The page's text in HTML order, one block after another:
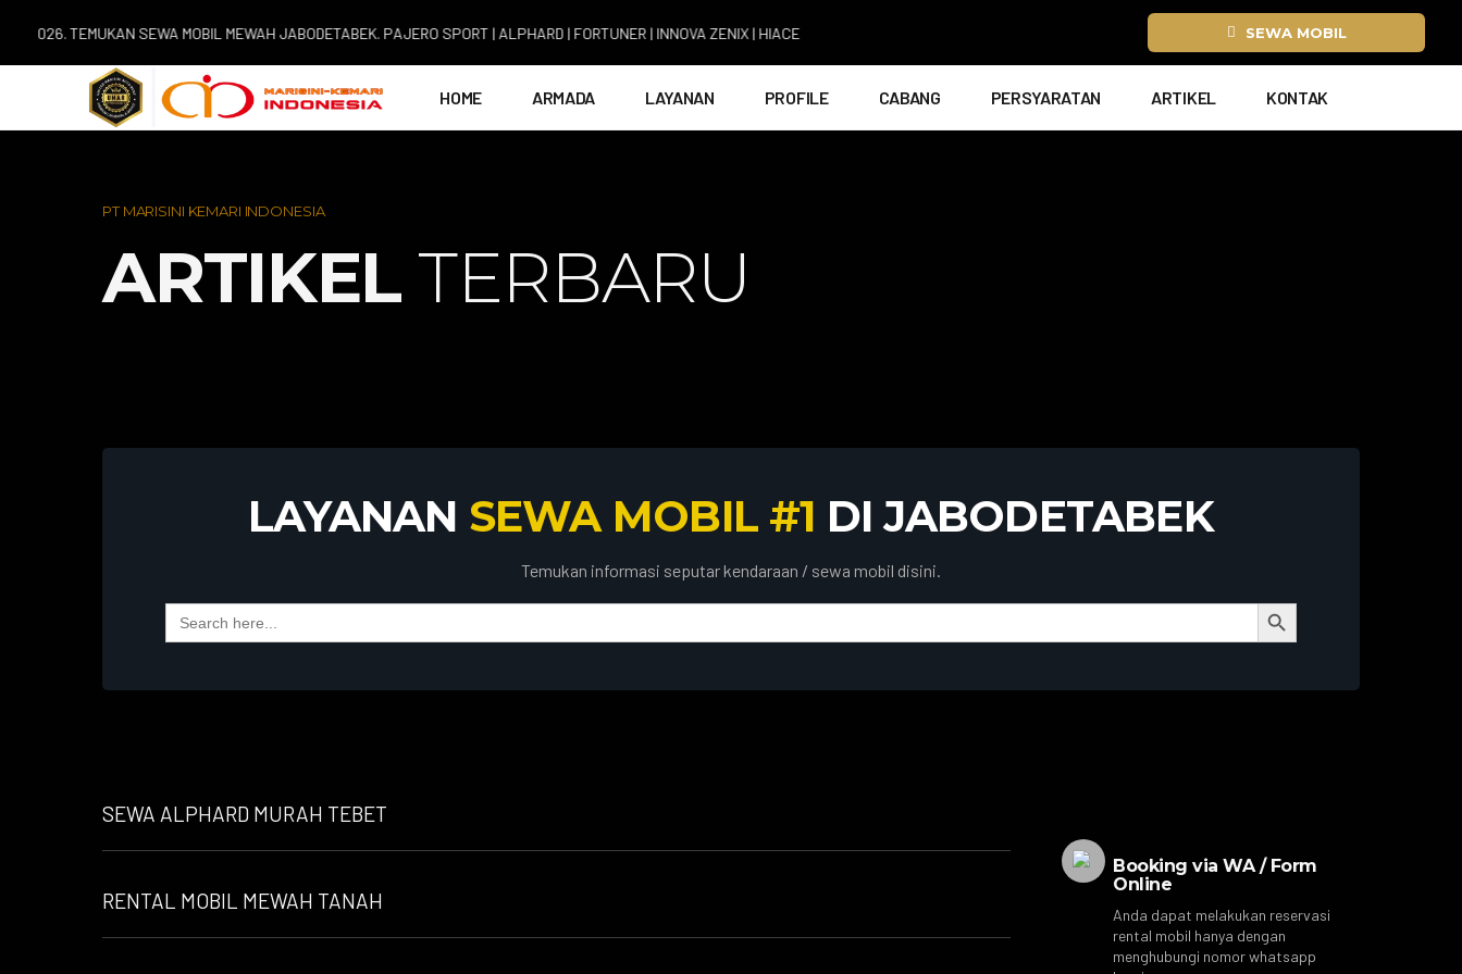
TEMUKAN SEWA MOBIL MEWAH JABODETABEK. PAJERO SPORT | ALPHARD | FORTUNER | INNOVA ZENIX | HIACE SEWA MOBIL
HOME ARMADA LAYANAN PROFILE CABANG PERSYARATAN ARTIKEL KONTAK
PT MARISINI KEMARI INDONESIA
ARTIKEL TERBARU
LAYANAN SEWA MOBIL #1 DI JABODETABEK
Temukan informasi seputar kendaraan / sewa mobil disini.
Search
for:
Search Button
SEWA ALPHARD MURAH TEBET
RENTAL MOBIL MEWAH TANAH
Booking via WA / Form
Online
Anda dapat melakukan reservasi
rental mobil hanya dengan
menghubungi nomor whatsapp